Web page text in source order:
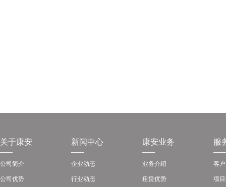
关于康安
公司简介
公司优势
新闻中心
企业动态
行业动态
康安业务
业务介绍
租赁优势
服
客
项